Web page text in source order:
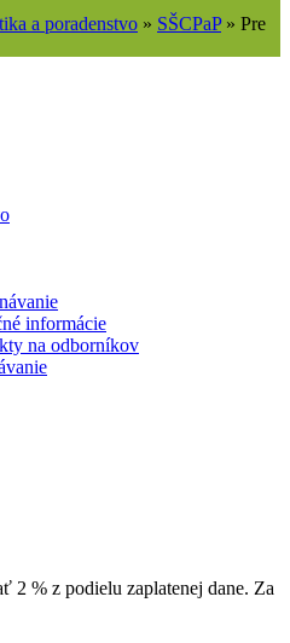
a poradenstvo » SŠCPaP» Pre
informácie
na odborníkov
2 % z podielu zaplatenej dane. Za